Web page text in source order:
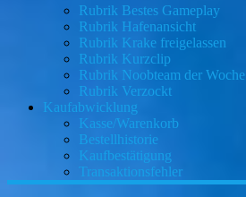
Rubrik Bestes Gameplay
Rubrik Hafenansicht
Rubrik Krake freigelassen
Rubrik Kurzclip
Rubrik Noobteam der Woche
Rubrik Verzockt
Kaufabwicklung
Kasse/Warenkorb
Bestellhistorie
Kaufbestätigung
Transaktionsfehler